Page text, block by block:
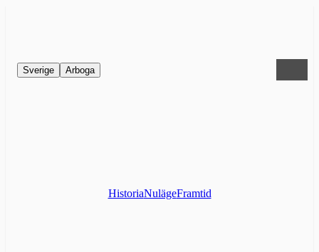
Sverige Arboga
HistoriaNulägeFramtid